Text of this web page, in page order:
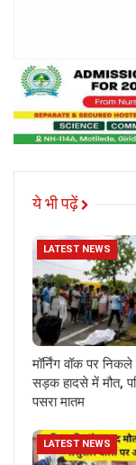
ये भी पढ़ें
LATEST NEWS
मॉर्निंग वॉक पर
सड़क हादसे में मौत,
पसरा मातम
LATEST NEWS